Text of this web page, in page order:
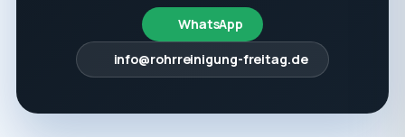
WhatsApp
info@rohrreinigung-freitag.de